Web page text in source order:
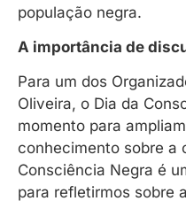
população negra.
A importância de
Para um dos
Oliveira, o Dia da
momento para
conhecimento sobre a
Consciência Negra é
para refletirmos sobre